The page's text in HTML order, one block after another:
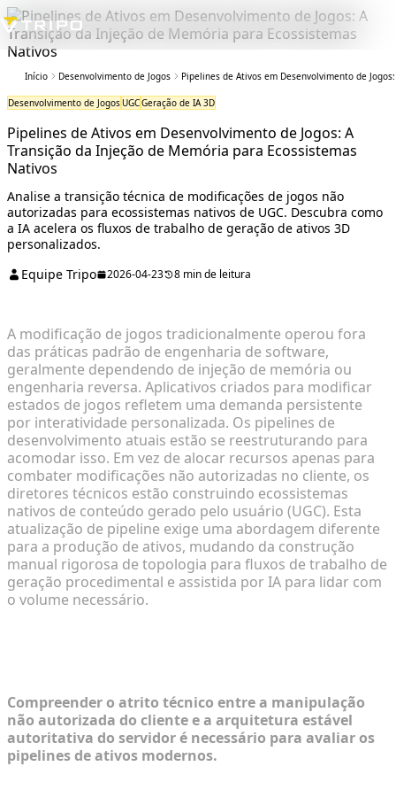
Início Desenvolvimento de Jogos Pipelines de Ativos em Desenvolvimento de
Desenvolvimento de JogosUGCGeração de IA 3D
Pipelines de Ativos em Desenvolvimento de Jogos: A
Transição da Injeção de Memória para Ecossistemas
Nativos
Analise a transição técnica de modificações de jogos não
autorizadas para ecossistemas nativos de UGC. Descubra como
a IA acelera os fluxos de trabalho de geração de ativos 3D
personalizados.
Equipe Tripo
2026-04-23 8 min de leitura
A modificação de jogos tradicionalmente operou fora
das práticas padrão de engenharia de software,
geralmente dependendo de injeção de memória ou
engenharia reversa. Aplicativos criados para modificar
estados de jogos refletem uma demanda persistente
por interatividade personalizada. Os pipelines de
desenvolvimento atuais estão se reestruturando para
acomodar isso. Em vez de alocar recursos apenas para
combater modificações não autorizadas no cliente, os
diretores técnicos estão construindo ecossistemas
nativos de conteúdo gerado pelo usuário (UGC). Esta
atualização de pipeline exige uma abordagem diferente
para a produção de ativos, mudando da construção
manual rigorosa de topologia para fluxos de trabalho de
geração procedimental e assistida por IA para lidar com
o volume necessário.
Compreender o atrito técnico entre a manipulação
não autorizada do cliente e a arquitetura estável
autoritativa do servidor é necessário para avaliar os
pipelines de ativos modernos.